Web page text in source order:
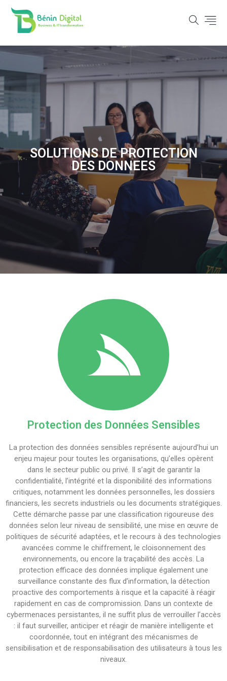
SOLUTIONS DE PROTECTION
DES DONNEES
Protection des Données Sensibles
La protection des données sensibles représente aujourd’hui un
enjeu majeur pour toutes les organisations, qu’elles opèrent
dans le secteur public ou privé. Il s’agit de garantir la
confidentialité, l’intégrité et la disponibilité des informations
critiques, notamment les données personnelles, les dossiers
financiers, les secrets industriels ou les documents stratégiques.
Cette démarche passe par une classification rigoureuse des
données selon leur niveau de sensibilité, une mise en œuvre de
politiques de sécurité adaptées, et le recours à des technologies
avancées comme le chiffrement, le cloisonnement des
environnements, ou encore la traçabilité des accès. La
protection efficace des données implique également une
surveillance constante des flux d’information, la détection
proactive des comportements à risque et la capacité à réagir
rapidement en cas de compromission. Dans un contexte de
cybermenaces persistantes, il ne suffit plus de verrouiller l’accès
: il faut surveiller, anticiper et réagir de manière intelligente et
coordonnée, tout en intégrant des mécanismes de
sensibilisation et de responsabilisation des utilisateurs à tous les
niveaux.